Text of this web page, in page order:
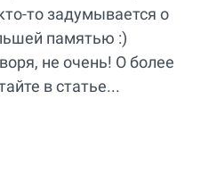
то задумывается о
памятью :)
не очень! О более
в статье...